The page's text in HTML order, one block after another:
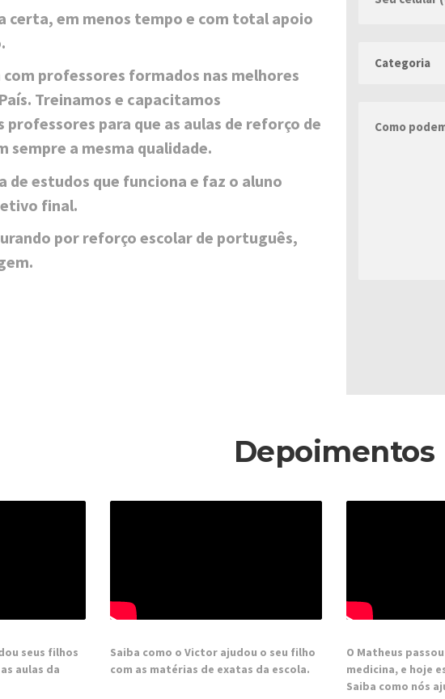
certa, em menos tempo e com total apoio
professores formados nas melhores
Treinamos e capacitamos
para que as aulas de reforço de
sempre a mesma qualidade.
de estudos que funciona e faz o aluno
final.
por reforço escolar de português,
Depoimentos
seus filhos
aulas da
Saiba como o Victor ajudou o seu filho
com as matérias de exatas da escola.
O Matheus
medicina, e hoje
Saiba como nós